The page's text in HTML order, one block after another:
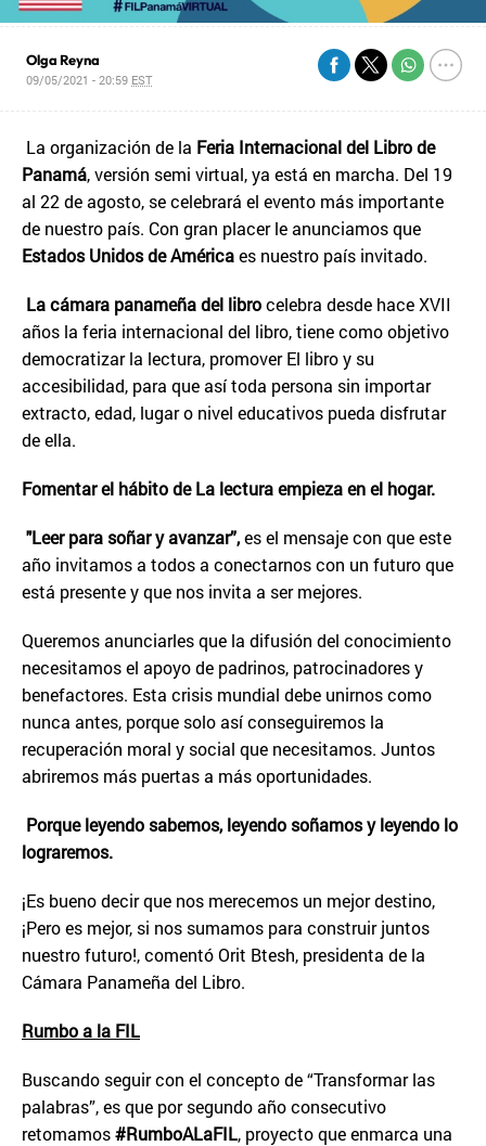
Olga Reyna
09/05/2021 - 20:59 EST
La organización de la Feria Internacional del Libro de
Panamá, versión semi virtual, ya está en marcha. Del 19
al 22 de agosto, se celebrará el evento más importante
de nuestro país. Con gran placer le anunciamos que
Estados Unidos de Américaes nuestro país invitado.
La cámara panameña del librocelebra desde hace XVII
años la feria internacional del libro, tiene como objetivo
democratizar la lectura, promover El libro y su
accesibilidad, para que así toda persona sin importar
extracto, edad, lugar o nivel educativos pueda disfrutar
de ella.
Fomentar el hábito de La lectura empieza en el hogar.
"Leer para soñar y avanzar”,es el mensaje con que este
año invitamos a todos a conectarnos con un futuro que
está presente y que nos invita a ser mejores.
Queremos anunciarles que la difusión del conocimiento
necesitamos el apoyo de padrinos, patrocinadores y
benefactores. Esta crisis mundial debe unirnos como
nunca antes, porque solo así conseguiremos la
recuperación moral y social que necesitamos. Juntos
abriremos más puertas a más oportunidades.
Porque leyendo sabemos, leyendo soñamos y leyendo lo
lograremos.
¡Es bueno decir que nos merecemos un mejor destino,
¡Pero es mejor, si nos sumamos para construir juntos
nuestro futuro!, comentó Orit Btesh, presidenta de la
Cámara Panameña del Libro.
Rumbo a la FIL
Buscando seguir con el concepto de “Transformar las
palabras”, es que por segundo año consecutivo
retomamos#RumboALaFIL, proyecto que enmarca una